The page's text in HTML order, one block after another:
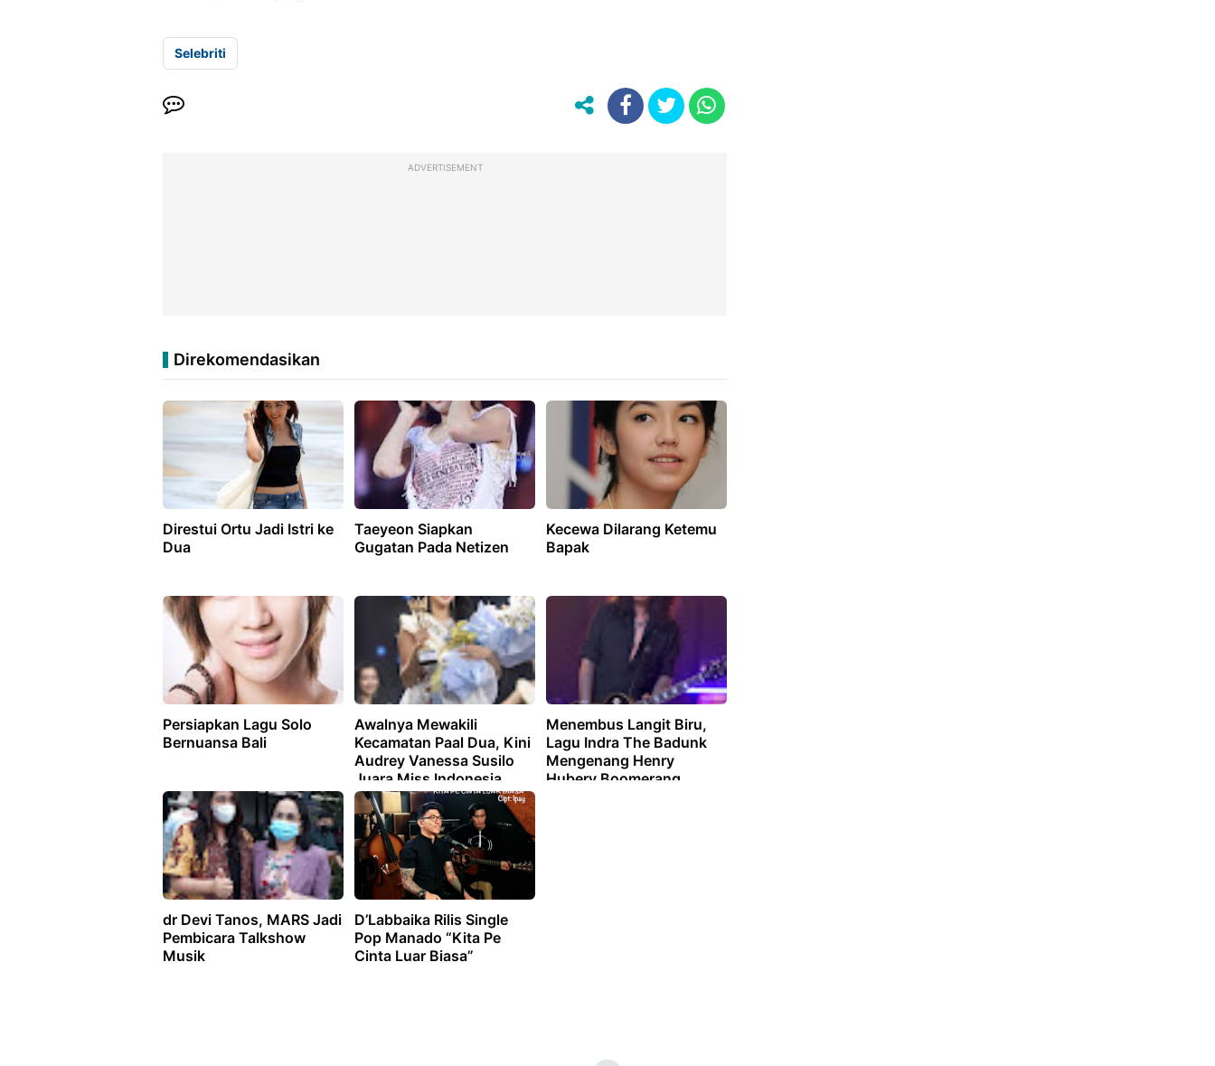
Selebriti
ADVERTISEMENT
Direkomendasikan
Direstui Ortu Jadi Istri ke
Dua
Taeyeon Siapkan
Gugatan Pada Netizen
Kecewa Dilarang Ketemu
Bapak
Persiapkan Lagu Solo
Bernuansa Bali
Awalnya Mewakili
Kecamatan Paal Dua, Kini
Audrey Vanessa Susilo
Juara Miss Indonesia
2022
Menembus Langit Biru,
Lagu Indra The Badunk
Mengenang Henry
Hubery Boomerang
dr Devi Tanos, MARS Jadi
Pembicara Talkshow
Musik
D’Labbaika Rilis Single
Pop Manado “Kita Pe
Cinta Luar Biasa”